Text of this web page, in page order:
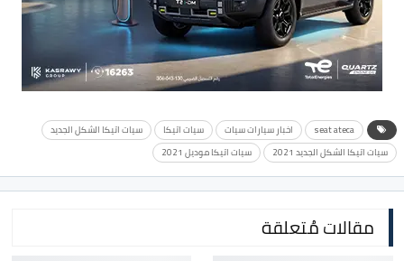
seat ateca اخبار سيارات سيات سيات اتيكا
سيات اتيكا الشكل الجديد
سيات اتيكا الشكل الجديد 2021
سيات اتيكا موديل 2021
مقالات مُتعلقة